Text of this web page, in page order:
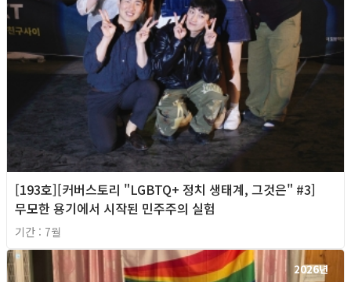
[193호][커버스토리 "LGBTQ+ 정치 생태계, 그것은" #3]
무모한 용기에서 시작된 민주주의 실험
기간 : 7월
2026년